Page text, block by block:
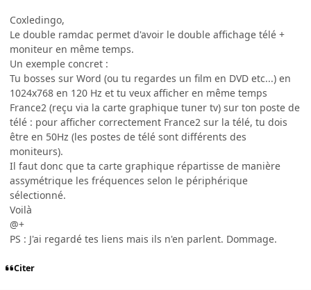
Coxledingo,
Le double ramdac permet d'avoir le double affichage télé +
moniteur en même temps.
Un exemple concret :
Tu bosses sur Word (ou tu regardes un film en DVD etc...) en
1024x768 en 120 Hz et tu veux afficher en même temps
France2 (reçu via la carte graphique tuner tv) sur ton poste de
télé : pour afficher correctement France2 sur la télé, tu dois
être en 50Hz (les postes de télé sont différents des
moniteurs).
Il faut donc que ta carte graphique répartisse de manière
assymétrique les fréquences selon le périphérique
sélectionné.
Voilà
@+
PS : J'ai regardé tes liens mais ils n'en parlent. Dommage.
Citer